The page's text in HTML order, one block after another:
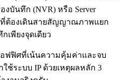
งบันทึก (NVR) หรือ Server
ที่ต้องเดินสายสัญญาณภาพแยก
เพียงจุดเดียว
อฟฟิศที่เน้นความคุ้มค่าและจบ
ช้ระบบ IP ด้วยเหตุผลหลัก 3